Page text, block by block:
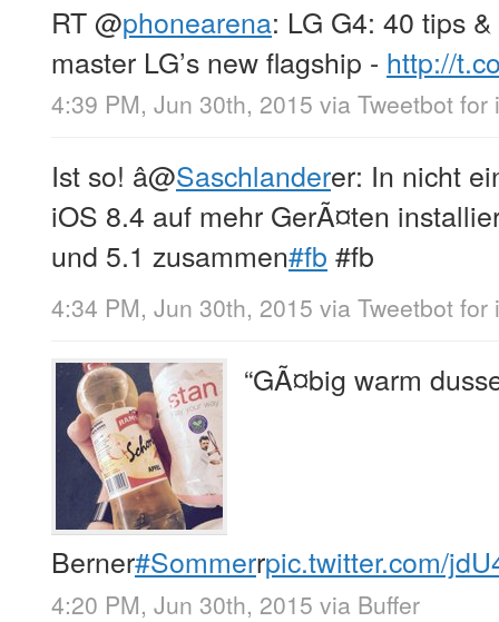
RT@phonearena: LG G4: 40 tips
master LG’s new flagship - http://
4:39 PM, Jun 30th, 2015 via Tweetbot for
Ist so! â@Saschlanderer: In nicht
iOS 8.4 auf mehr GerÃ¤ten
und 5.1 zusammen#fb  #fb
4:34 PM, Jun 30th, 2015 via Tweetbot for
“GÃ¤big warm
Berner#Sommerrpic.twitter.com/
4:20 PM, Jun 30th, 2015 via Buffer